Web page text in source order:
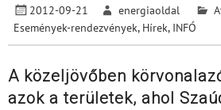
2012-09-21 energiaoldal
Események-rendezvények, Hírek, INFÓ
A közeljövőben
azok a területek, ahol